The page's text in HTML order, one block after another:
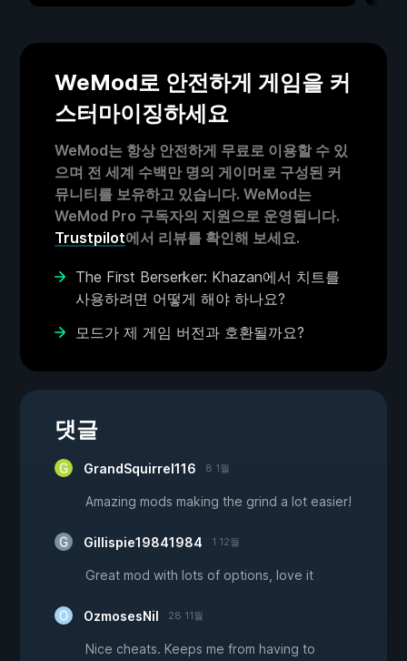
WeMod로 안전하게 게임을 커
스터마이징하세요
WeMod는 항상 안전하게 무료로 이용할 수 있
으며 전 세계 수백만 명의 게이머로 구성된 커
뮤니티를 보유하고 있습니다. WeMod는
WeMod Pro 구독자의 지원으로 운영됩니다.
Trustpilot에서 리뷰를 확인해 보세요.
The First Berserker: Khazan에서 치트를
사용하려면 어떻게 해야 하나요?
모드가 제 게임 버전과 호환될까요?
댓글
GrandSquirrel116 8 1월
Amazing mods making the grind a lot easier!
Gillispie19841984 1 12월
Great mod with lots of options, love it
OzmosesNil 28 11월
Nice cheats. Keeps me from having to